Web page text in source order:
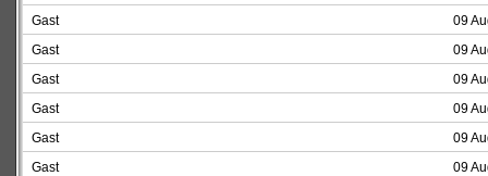
Gast
09
Gast
09
Gast
09
Gast
09
Gast
09
Gast
09